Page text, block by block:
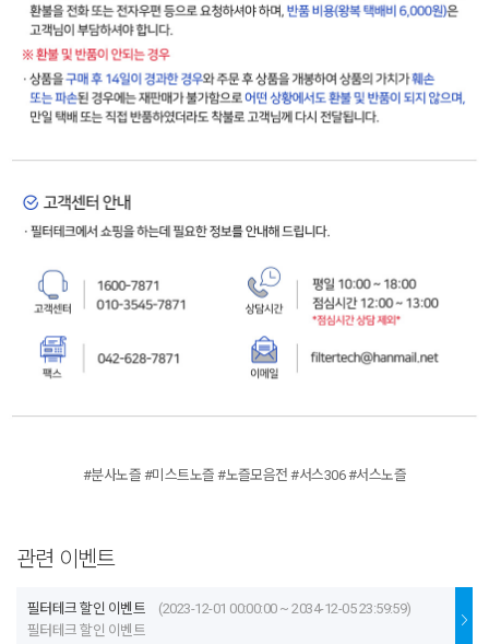
#분사노즐 #미스트노즐 #노즐모음전 #서스306 #서스노즐
관련 이벤트
필터테크 할인 이벤트
(2023-12-01 00:00:00 ~ 2034-12-05 23:59:59)
필터테크 할인 이벤트